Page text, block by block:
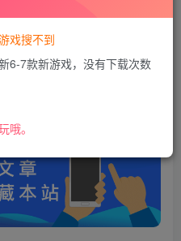
议登陆后购买，可保存购买订单
进售后扣裙1050974489
戏搜不到
6-7款新游戏，没有下载次数
哦。